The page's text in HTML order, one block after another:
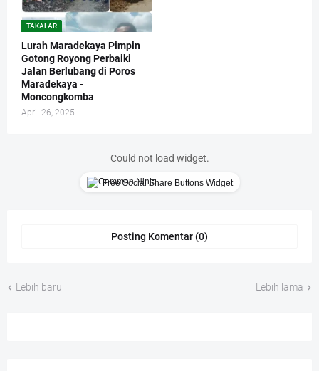
TAKALAR
Lurah Maradekaya Pimpin
Gotong Royong Perbaiki
Jalan Berlubang di Poros
Maradekaya -
Moncongkomba
April 26, 2025
Could not load widget.
Free Social Share Buttons Widget
Posting Komentar (0)
Lebih baru Lebih lama